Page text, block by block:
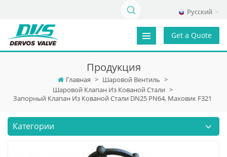
Русский
Get a Quote
Продукция
Главная > Шаровой Вентиль >
Шаровой Клапан Из Кованой Стали >
Запорный Клапан Из Кованой Стали DN25 PN64, Маховик F321
Категории